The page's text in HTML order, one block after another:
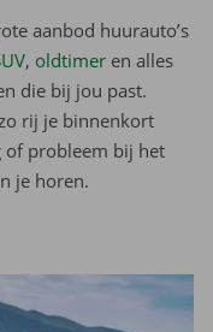
aanbod huurauto’s
, oldtimer en alles
die bij jou past.
rij je binnenkort
of probleem bij het
je horen.